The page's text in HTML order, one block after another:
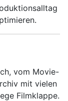
vom Movie-
mit vielen
Filmklappe.